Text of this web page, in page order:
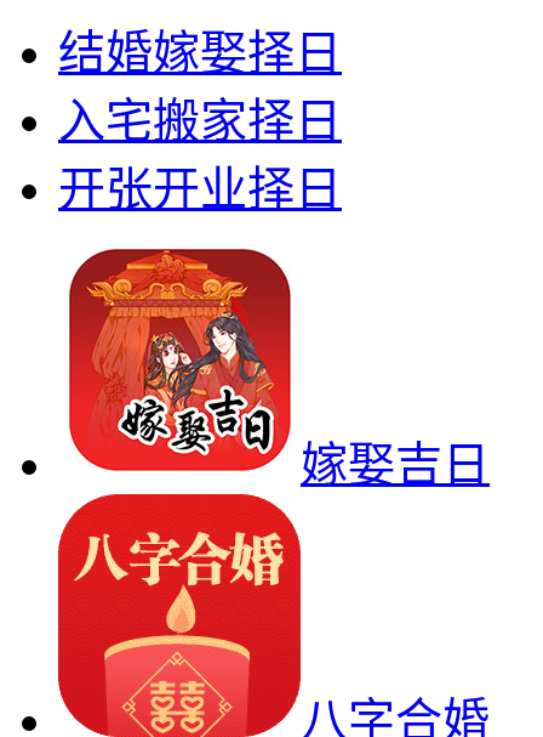
结婚嫁娶择日
入宅搬家择日
开张开业择日
嫁娶吉日
八字合婚